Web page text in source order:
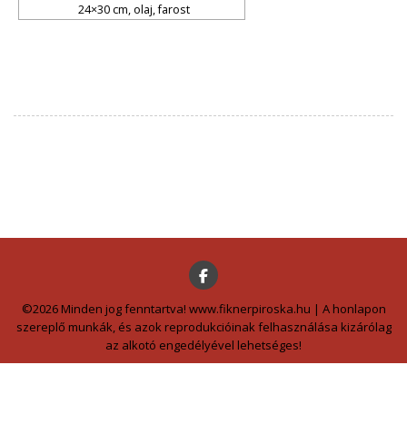
24×30 cm, olaj, farost
©2026 Minden jog fenntartva! www.fiknerpiroska.hu | A honlapon
szereplő munkák, és azok reprodukcióinak felhasználása kizárólag
az alkotó engedélyével lehetséges!